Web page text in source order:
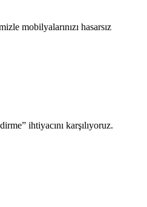
mobilyalarınızı hasarsız
ihtiyacını karşılıyoruz.